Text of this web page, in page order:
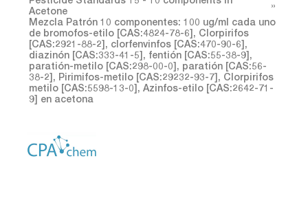
Acetone
Mezcla Patrón 10 componentes: 100 ug/ml cada uno
de bromofos-etilo [CAS:4824-78-6], Clorpirifos
[CAS:2921-88-2], clorfenvinfos [CAS:470-90-6],
diazinón [CAS:333-41-5], fentión [CAS:55-38-9],
paratión-metilo [CAS:298-00-0], paratión [CAS:56-
38-2], Pirimifos-metilo [CAS:29232-93-7], Clorpirifos
metilo [CAS:5598-13-0], Azinfos-etilo [CAS:2642-71-
9] en acetona